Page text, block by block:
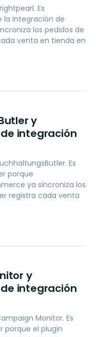
Es
la integración de
los pedidos de
venta en tienda en
y
integración
Es
porque
ya sincroniza los
registra cada venta
y
integración
Monitor. Es
porque el plugin